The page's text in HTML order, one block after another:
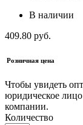
В наличии
409.80 руб.
Розничная цена
Чтобы увидеть
юридическое
компании.
Количество